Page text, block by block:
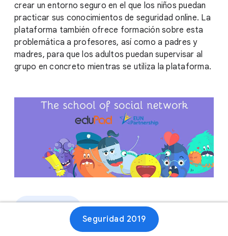
crear un entorno seguro en el que los niños puedan
practicar sus conocimientos de seguridad online. La
plataforma también ofrece formación sobre esta
problemática a profesores, así como a padres y
madres, para que los adultos puedan supervisar al
grupo en concreto mientras se utiliza la plataforma.
Seguridad 2019